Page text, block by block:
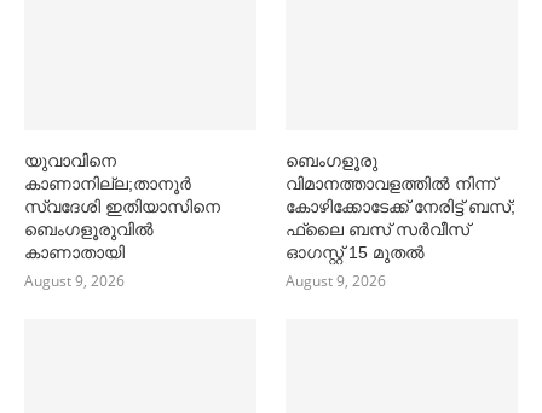
യുവാവിനെ
കാണാനില്ല;താനൂർ
സ്വദേശി ഇതിയാസിനെ
ബെംഗളൂരുവിൽ
കാണാതായി
August 9, 2026
ബെംഗളൂരു
വിമാനത്താവളത്തില്‍ നിന്ന്
കോഴിക്കോടേക്ക് നേരിട്ട് ബസ്;
ഫ്ലൈ ബസ് സര്‍വീസ്
ഓഗസ്റ്റ് 15 മുതല്‍
August 9, 2026